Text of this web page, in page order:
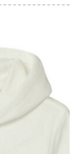
いA 6 W 51 H 821